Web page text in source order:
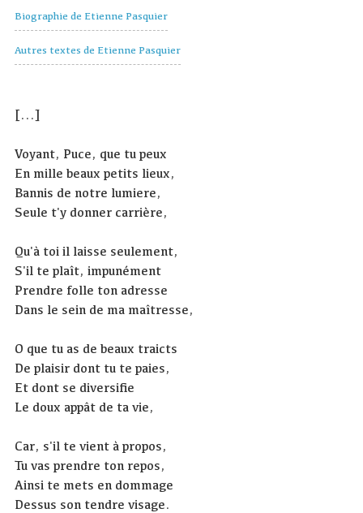
Biographie de Etienne Pasquier
Autres textes de Etienne Pasquier
[...]
Voyant, Puce, que tu peux
En mille beaux petits lieux,
Bannis de notre lumiere,
Seule t'y donner carrière,
Qu'à toi il laisse seulement,
S'il te plaît, impunément
Prendre folle ton adresse
Dans le sein de ma maîtresse,
O que tu as de beaux traicts
De plaisir dont tu te paies,
Et dont se diversifie
Le doux appât de ta vie,
Car, s'il te vient à propos,
Tu vas prendre ton repos,
Ainsi te mets en dommage
Dessus son tendre visage.